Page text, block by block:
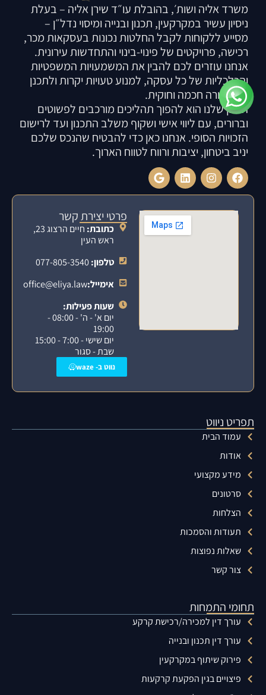
משרד אליה ושות׳, בהובלת עו״ד שירן אליה – בעלת
ניסיון עשיר במקרקעין, תכנון ובנייה ומיסוי נדל״ן –
מסייע ללקוחות לקבל החלטות נכונות בעסקאות מכר,
רכישה, פרויקטים של פינוי-בינוי והתחדשות עירונית.
אנחנו עוזרים לכם להבין את המשמעויות המשפטיות
והכלכליות של כל עסקה, למנוע טעויות יקרות ולתכנן
מס בצורה חכמה וחוקית.
החזון שלנו הוא להפוך תהליכים מורכבים לפשוטים
וברורים, עם ליווי אישי ושקוף משלב התכנון ועד לרישום
הזכויות הסופי. אנחנו כאן כדי להבטיח שהנכס שלכם
יניב ביטחון, יציבות ורווח לטווח הארוך.
פרטי יצירת קשר
כתובת:
חיים הרצוג 23,
ראש העין
טלפון:077-805-3540
אימייל:office@eliya.law
שעות פעילות:
יום א' - ה' - 08:00 -
19:00
יום שישי - 7:00 - 15:00
שבת - סגור
נווט ב- waze
תפריט ניווט
עמוד הבית
אודות
מידע מקצועי
סרטונים
הצלחות
תעודות והסמכות
שאלות נפוצות
צור קשר
תחומי התמחות
עורך דין למכירה/רכישת קרקע
עורך דין תכנון ובנייה
פירוק שיתוף במקרקעין
פיצויים בגין הפקעת קרקעות